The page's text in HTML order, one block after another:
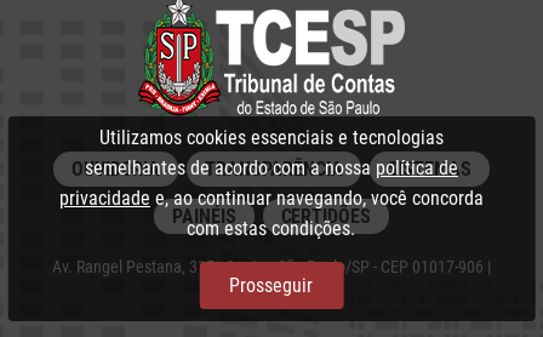
OUVIDORIA TRANSPARÊNCIA SISTEMAS
PAINÉIS CERTIDÕES
Av. Rangel Pestana, 315 - Centro, São Paulo/SP - CEP 01017-906 |
PABX: 3292‑3266
Utilizamos cookies essenciais e tecnologias
semelhantes de acordo com a nossa política de
privacidade e, ao continuar navegando, você concorda
com estas condições.
Prosseguir